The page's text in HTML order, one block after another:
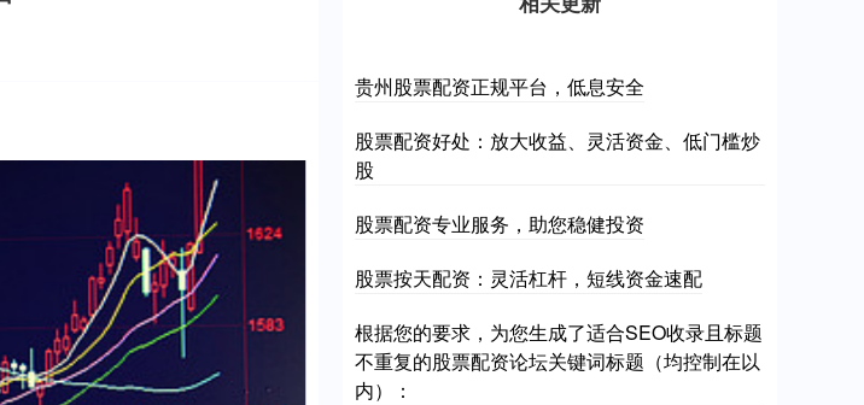
贵州股票配资正规平台，低息安全
股票配资好处：放大收益、灵活资金、低门槛炒
股
股票配资专业服务，助您稳健投资
股票按天配资：灵活杠杆，短线资金速配
根据您的要求，为您生成了适合SEO收录且标题
不重复的股票配资论坛关键词标题（均控制在以
内）：